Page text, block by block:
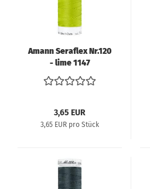
Amann Seraflex Nr.120
- lime 1147
3,65 EUR
3,65 EUR pro Stück